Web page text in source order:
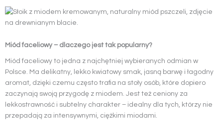
Miód faceliowy – dlaczego jest tak popularny?
Miód faceliowy to jedna z najchętniej wybieranych odmian w
Polsce. Ma delikatny, lekko kwiatowy smak, jasną barwę i łagodny
aromat, dzięki czemu często trafia na stoły osób, które dopiero
zaczynają swoją przygodę z miodem. Jest też ceniony za
lekkostrawność i subtelny charakter – idealny dla tych, którzy nie
przepadają za intensywnymi, ciężkimi miodami.